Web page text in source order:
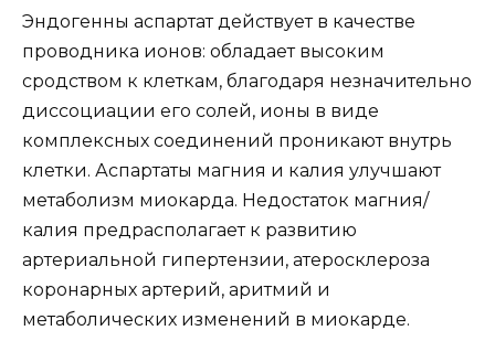
Эндогенны аспартат действует в качестве
проводника ионов: обладает высоким
сродством к клеткам, благодаря незначительно
диссоциации его солей, ионы в виде
комплексных соединений проникают внутрь
клетки. Аспартаты магния и калия улучшают
метаболизм миокарда. Недостаток магния/
калия предрасполагает к развитию
артериальной гипертензии, атеросклероза
коронарных артерий, аритмий и
метаболических изменений в миокарде.